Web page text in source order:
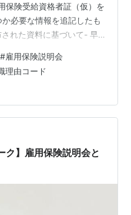
保険受給資格者証（仮）を
必要な情報を追記したも
れた資料に基づいて- 早
トサービス
ハローワークの検索
は同じというのは 便利に
式LINEの照会等々の説明
ど、公共職…
#雇用保険説明会
理由コード
ク】雇用保険説明会と